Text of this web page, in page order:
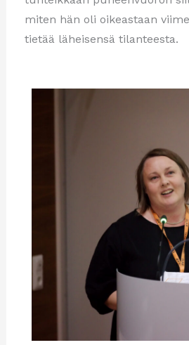
miten hän oli oikeastaan
tietää läheisensä tilanteesta.